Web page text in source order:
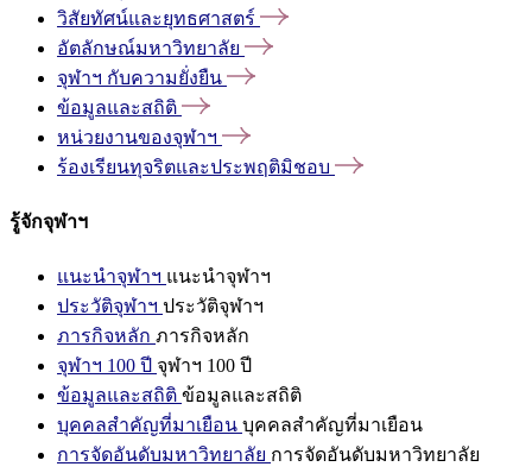
วิสัยทัศน์และยุทธศาสตร์
อัตลักษณ์มหาวิทยาลัย
จุฬาฯ กับความยั่งยืน
ข้อมูลและสถิติ
หน่วยงานของจุฬาฯ
ร้องเรียนทุจริตและประพฤติมิชอบ
รู้จักจุฬาฯ
แนะนำจุฬาฯ แนะนำจุฬาฯ
ประวัติจุฬาฯ ประวัติจุฬาฯ
ภารกิจหลัก ภารกิจหลัก
จุฬาฯ 100 ปี จุฬาฯ 100 ปี
ข้อมูลและสถิติ ข้อมูลและสถิติ
บุคคลสำคัญที่มาเยือน บุคคลสำคัญที่มาเยือน
การจัดอันดับมหาวิทยาลัย การจัดอันดับมหาวิทยาลัย